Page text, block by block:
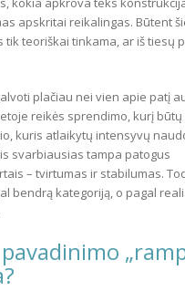
apskritai reikalingas. Būtent
tik teoriškai tinkama, ar iš tiesų
plačiau nei vien apie patį
reikės sprendimo, kurį būtų
kuris atlaikytų intensyvų
svarbiausias tampa patogus
– tvirtumas ir stabilumas.
bendrą kategoriją, o pagal